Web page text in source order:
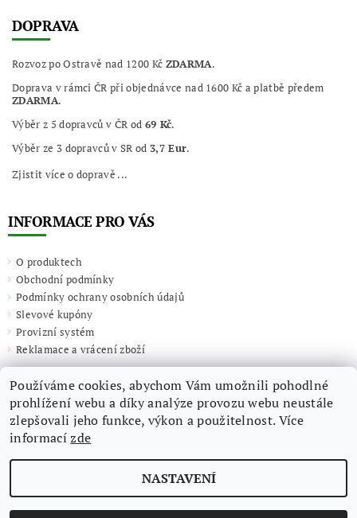
DOPRAVA
Rozvoz po Ostravě nad 1200 Kč ZDARMA.
Doprava v rámci ČR při objednávce nad 1600 Kč a platbě předem
ZDARMA.
Výběr z 5 dopravců v ČR od 69 Kč.
Výběr ze 3 dopravců v SR od 3,7 Eur.
Zjistit více o dopravě ...
INFORMACE PRO VÁS
O produktech
Obchodní podmínky
Podmínky ochrany osobních údajů
Slevové kupóny
Provizní systém
Reklamace a vrácení zboží
Používáme cookies, abychom Vám umožnili pohodlné
prohlížení webu a díky analýze provozu webu neustále
zlepšovali jeho funkce, výkon a použitelnost. Více
informacízde
NASTAVENÍ